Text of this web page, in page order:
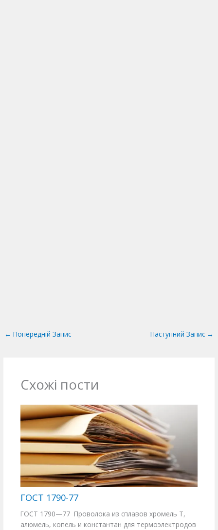
← Попередній Запис Наступний Запис →
Схожі пости
ГОСТ 1790-77
ГОСТ 1790—77 Проволока из сплавов хромель Т,
алюмель, копель и константан для термоэлектродов